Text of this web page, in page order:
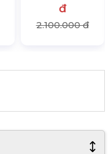
đ
2.100.000 đ